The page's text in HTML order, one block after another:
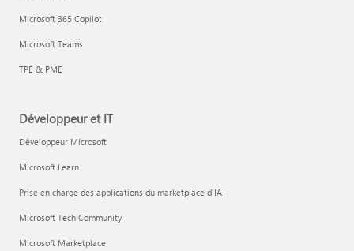
Microsoft 365 Copilot
Microsoft Teams
TPE & PME
Développeur et IT
Développeur Microsoft
Microsoft Learn
Prise en charge des applications du marketplace d’IA
Microsoft Tech Community
Microsoft Marketplace